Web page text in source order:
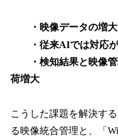
・映像データの増大
・従来AIでは対応が
・検知結果と映像管
荷増大
こうした課題を解決す
る映像統合管理と、「